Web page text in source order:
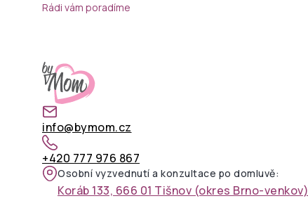
Rádi vám poradíme
info@bymom.cz
+420 777 976 867
Osobní vyzvednutí a konzultace po domluvě:
Koráb 133, 666 01 Tišnov (okres Brno-venkov)